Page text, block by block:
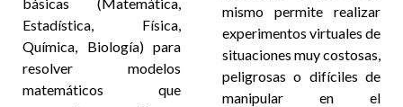
Estadística, Física,
Química, Biología) para
resolver modelos
matemáticos que
mismo permite realizar
experimentos virtuales de
situaciones muy costosas,
peligrosas o difíciles de
manipular en el